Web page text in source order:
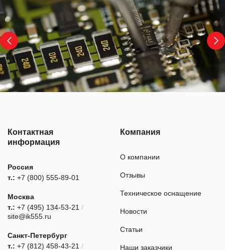
Контактная
информация
Россия
т.: +7 (800) 555-89-01
Москва
т.: +7 (495) 134-53-21 /
site@ik555.ru
Санкт-Петербург
т.: +7 (812) 458-43-21 /
Компания
О компании
Отзывы
Техническое оснащение
Новости
Статьи
Наши заказчики